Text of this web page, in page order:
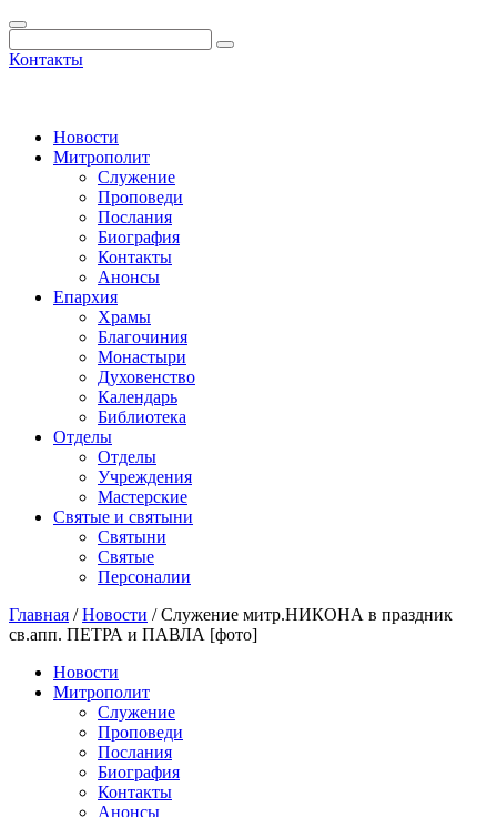
Контакты
Новости
Митрополит
Служение
Проповеди
Послания
Биография
Контакты
Анонсы
Епархия
Храмы
Благочиния
Монастыри
Духовенство
Календарь
Библиотека
Отделы
Отделы
Учреждения
Мастерские
Святые и святыни
Cвятыни
Cвятые
Персоналии
Главная /Новости /Служение митр.НИКОНА в праздник
св.апп. ПЕТРА и ПАВЛА [фото]
Новости
Митрополит
Служение
Проповеди
Послания
Биография
Контакты
Анонсы